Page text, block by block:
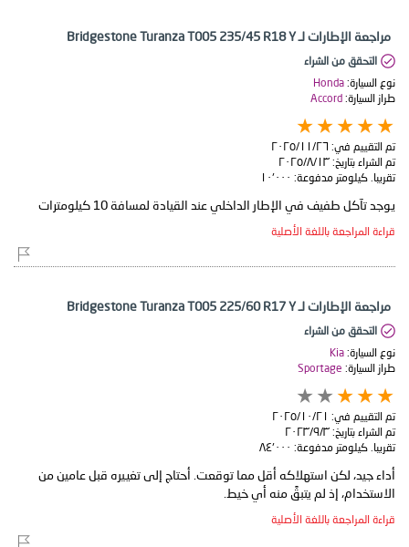
مراجعة الإطارات لـ Bridgestone Turanza T005 235/45 R18 Y
التحقق من الشراء
نوع السيارة: Honda
طراز السيارة: Accord
تم التقييم في: ٢٦‏/١١‏/٢٠٢٥
تم الشراء بتاريخ: ١٣‏/٨‏/٢٠٢٥
تقريبا. كيلومتر مدفوعة: ١٠٬٠٠٠
يوجد تآكل طفيف في الإطار الداخلي عند القيادة لمسافة 10 كيلومترات
قراءة المراجعة باللغة الأصلية
مراجعة الإطارات لـ Bridgestone Turanza T005 225/60 R17 Y
التحقق من الشراء
نوع السيارة: Kia
طراز السيارة: Sportage
تم التقييم في: ٢١‏/١٠‏/٢٠٢٥
تم الشراء بتاريخ: ٣‏/٩‏/٢٠٢٣
تقريبا. كيلومتر مدفوعة: ٨٤٬٠٠٠
أداء جيد، لكن استهلاكه أقل مما توقعت. أحتاج إلى تغييره قبل عامين من
الاستخدام، إذ لم يتبقَّ منه أي خيط.
قراءة المراجعة باللغة الأصلية